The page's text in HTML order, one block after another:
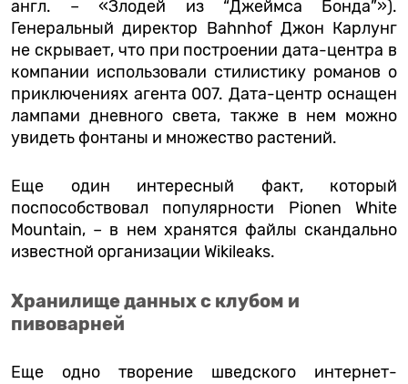
англ. – «Злодей из “Джеймса Бонда”»).
Генеральный директор Bahnhof Джон Карлунг
не скрывает, что при построении дата-центра в
компании использовали стилистику романов о
приключениях агента 007. Дата-центр оснащен
лампами дневного света, также в нем можно
увидеть фонтаны и множество растений.
Еще один интересный факт, который
поспособствовал популярности Pionen White
Mountain, – в нем хранятся файлы скандально
известной организации Wikileaks.
Хранилище данных с клубом и
пивоварней
Еще одно творение шведского интернет-